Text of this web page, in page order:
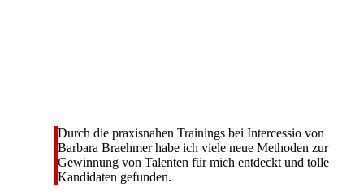
Durch die praxisnahen Trainings bei Intercessio von
Barbara Braehmer habe ich viele neue Methoden zur
Gewinnung von Talenten für mich entdeckt und tolle
Kandidaten gefunden.